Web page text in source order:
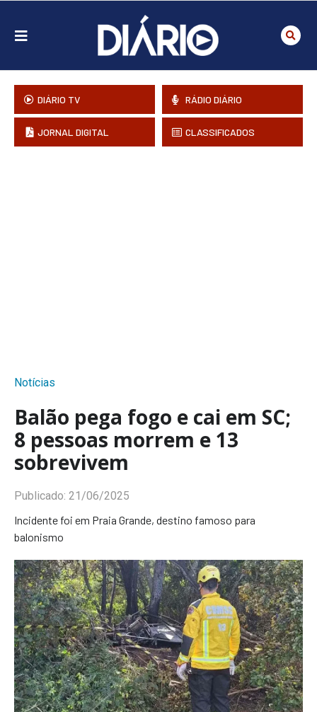
DIÁRIO TV RÁDIO DIÁRIO
JORNAL DIGITAL CLASSIFICADOS
Notícias
Balão pega fogo e cai em SC;
8 pessoas morrem e 13
sobrevivem
Publicado: 21/06/2025
Incidente foi em Praia Grande, destino famoso para
balonismo